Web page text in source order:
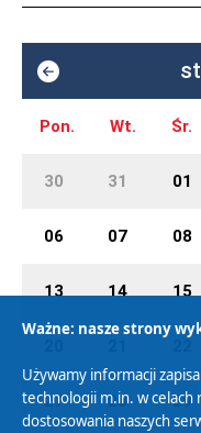
Pon. Wt. Śr.
30 31 01
06 07 08
13 14 15
27 28 29
Ważne: nasze strony
Używamy informacji
technologii m.in. w celach
dostosowania naszych